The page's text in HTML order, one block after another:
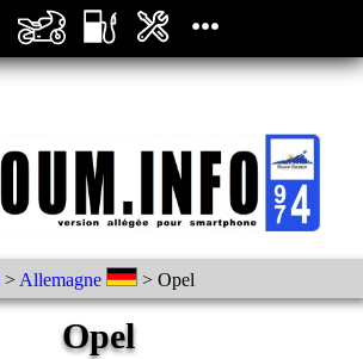
> Allemagne > Opel
Opel